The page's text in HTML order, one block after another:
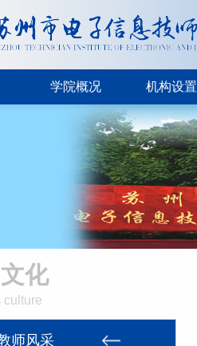
学院概况 机构设置
化
culture
师风采